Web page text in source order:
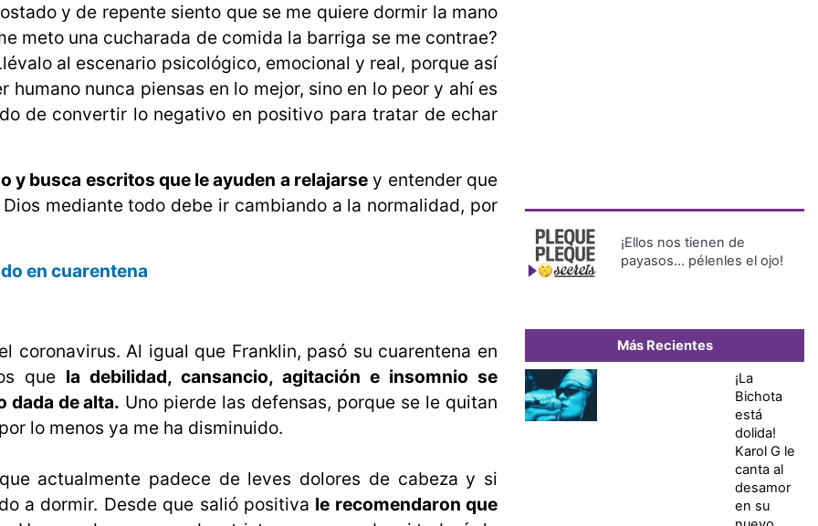
y de repente siento que se me quiere dormir la mano
meto una cucharada de comida la barriga se me contrae?
al escenario psicológico, emocional y real, porque así
humano nunca piensas en lo mejor, sino en lo peor y ahí es
de convertir lo negativo en positivo para tratar de echar
y busca escritos que le ayuden a relajarse y entender que
mediante todo debe ir cambiando a la normalidad, por
en cuarentena
coronavirus. Al igual que Franklin, pasó su cuarentena en
que la debilidad, cansancio, agitación e insomnio se
dada de alta. Uno pierde las defensas, porque se le quitan
lo menos ya me ha disminuido.
actualmente padece de leves dolores de cabeza y si
a dormir. Desde que salió positiva le recomendaron que
¡Ellos nos tienen de
payasos… pélenles el ojo!
Más Recientes
¡La
Bichota
está
dolida!
Karol G le
canta al
desamor
en su